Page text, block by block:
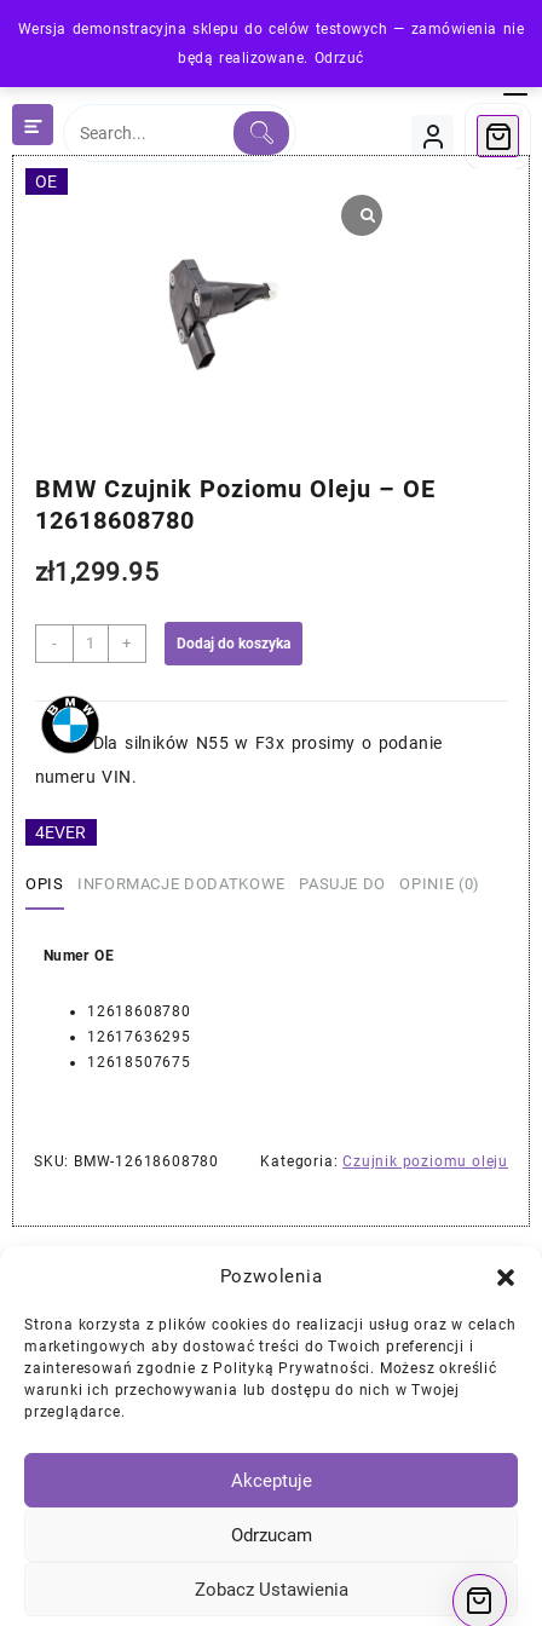
Pozwolenia
Strona korzysta z plików cookies do realizacji usług oraz w celach
marketingowych aby dostować treści do Twoich preferencji i
zainteresowań zgodnie z Polityką Prywatności. Możesz określić
warunki ich przechowywania lub dostępu do nich w Twojej
przeglądarce.
Akceptuje
Odrzucam
Zobacz Ustawienia
Wersja demonstracyjna sklepu do celów testowych — zamówienia nie
będą realizowane. Odrzuć
OE
4EVER
BMW Czujnik Poziomu Oleju – OE
12618608780
zł1,299.95
-
ilość
BMW
Poziomu
Oleju
+ Dodaj do koszyka
Dla silników N55 w F3x prosimy o podanie
numeru VIN.
OPIS INFORMACJE DODATKOWE PASUJE DO OPINIE (0)
Numer OE
12618608780
12617636295
12618507675
SKU: BMW-12618608780 Kategoria:Czujnik poziomu oleju
Najlepszej Jakości Części Samochodowe z Gwarancją Dożywotnią!*
Gwarancja i Zwroty
Polityka Prywatności
Regulamin/Ciasteczka
Instagram
Facebook
YouTube
Mail